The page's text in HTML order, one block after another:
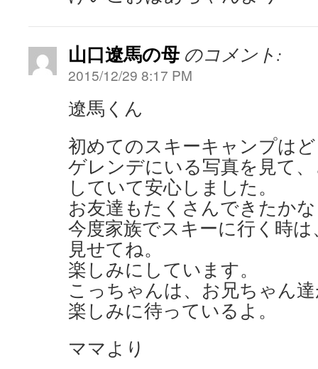
山口遼馬の母 のコメント:
2015/12/29 8:17 PM
遼馬くん
初めてのスキーキャンプは
ゲレンデにいる写真を見て
していて安心しました。
お友達もたくさんできたか
今度家族でスキーに行く時
見せてね。
楽しみにしています。
こっちゃんは、お兄ちゃん
楽しみに待っているよ。
ママより